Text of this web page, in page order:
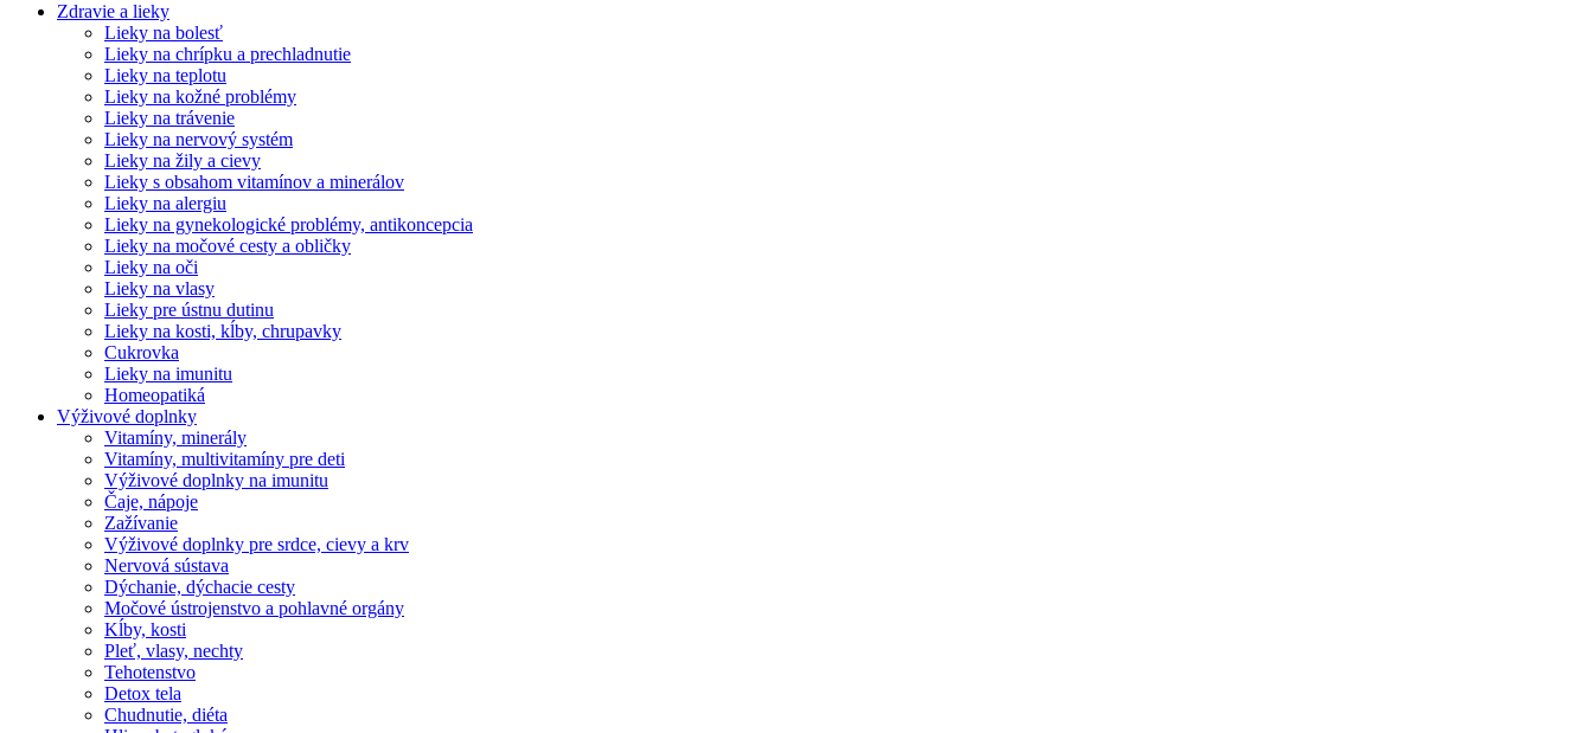
Zdravie a lieky
Lieky na bolesť
Lieky na chrípku a prechladnutie
Lieky na teplotu
Lieky na kožné problémy
Lieky na trávenie
Lieky na nervový systém
Lieky na žily a cievy
Lieky s obsahom vitamínov a minerálov
Lieky na alergiu
Lieky na gynekologické problémy, antikoncepcia
Lieky na močové cesty a obličky
Lieky na oči
Lieky na vlasy
Lieky pre ústnu dutinu
Lieky na kosti, kĺby, chrupavky
Cukrovka
Lieky na imunitu
Homeopatiká
Výživové doplnky
Vitamíny, minerály
Vitamíny, multivitamíny pre deti
Výživové doplnky na imunitu
Čaje, nápoje
Zažívanie
Výživové doplnky pre srdce, cievy a krv
Nervová sústava
Dýchanie, dýchacie cesty
Močové ústrojenstvo a pohlavné orgány
Kĺby, kosti
Pleť, vlasy, nechty
Tehotenstvo
Detox tela
Chudnutie, diéta